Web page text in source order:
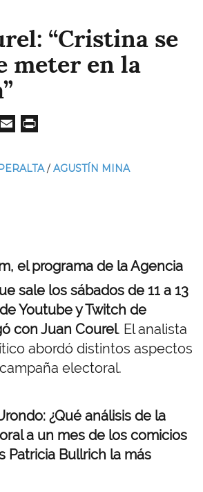
“Cristina se
meter en la
ail
AGUSTÍN MINA
el programa de la Agencia
sale los sábados de 11 a 13
Youtube y Twitch de
con Juan Courel. El analista
abordó distintos aspectos
electoral.
¿Qué análisis de la
a un mes de los comicios
Patricia Bullrich la más